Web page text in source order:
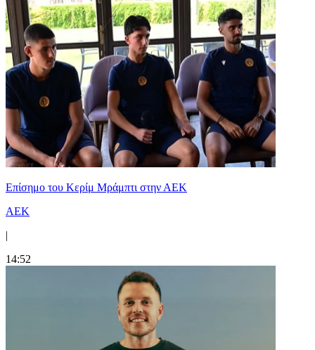
Επίσημο του Κερίμ Μράμπτι στην ΑΕK
ΑΕΚ
|
14:52